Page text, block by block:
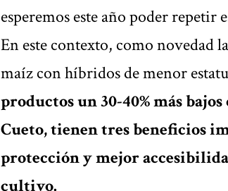
esperemos este año poder repetir
En este contexto, como novedad
maíz con híbridos de menor
productos un 30-40% más
Cueto, tienen tres beneficios
protección y mejor
cultivo.